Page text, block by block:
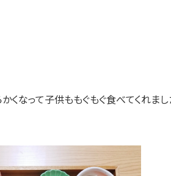
なって子供ももぐもぐ食べてくれまし